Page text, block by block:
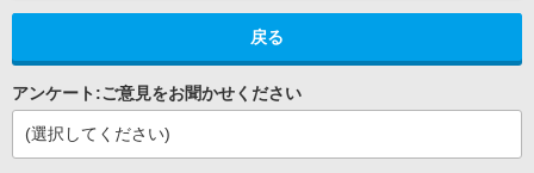
戻る
アンケート:ご意見をお聞かせください
(選択してください)